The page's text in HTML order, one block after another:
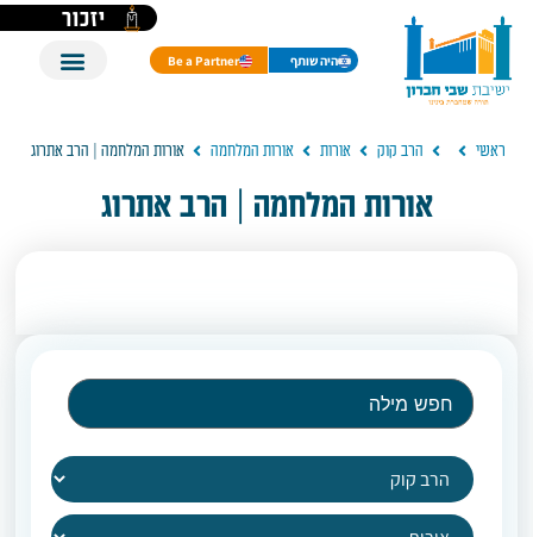
יזכור
היה שותף Be a Partner
ראשי הרב קוק אורות אורות המלחמה אורות המלחמה | הרב אתרוג
אורות המלחמה | הרב אתרוג